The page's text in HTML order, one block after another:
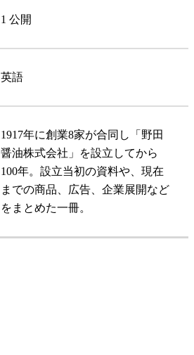
1 公開
英語
1917年に創業8家が合同し「野田
醤油株式会社」を設立してから
100年。設立当初の資料や、現在
までの商品、広告、企業展開など
をまとめた一冊。